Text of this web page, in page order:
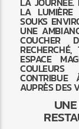
LA LUMIÈRE
SOUKS
UNE
COUCHER
ESPACE
AUPRÈS DES